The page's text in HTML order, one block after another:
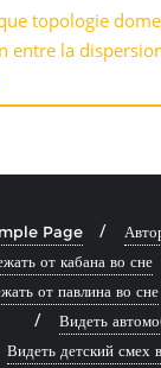
topologie
entre la
Page
от кабана во сне
от павлина во сне
Видеть
Видеть детский смех